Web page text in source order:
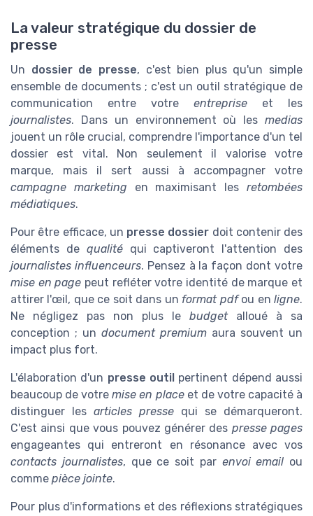
La valeur stratégique du dossier de
presse
Un dossier de presse, c'est bien plus qu'un simple
ensemble de documents ; c'est un outil stratégique de
communication entre votre entreprise et les
journalistes. Dans un environnement où les medias
jouent un rôle crucial, comprendre l'importance d'un tel
dossier est vital. Non seulement il valorise votre
marque, mais il sert aussi à accompagner votre
campagne marketing en maximisant lesretombées
médiatiques.
Pour être efficace, un presse dossier doit contenir des
éléments de qualitéqui captiveront l'attention des
journalistes influenceurs. Pensez à la façon dont votre
mise en page peut refléter votre identité de marque et
attirer l'œil, que ce soit dans un format pdfou enligne.
Ne négligez pas non plus le budgetalloué à sa
conception ; un document premium aura souvent un
impact plus fort.
L'élaboration d'un presse outil pertinent dépend aussi
beaucoup de votremise en placeet de votre capacité à
distinguer les articles presse qui se démarqueront.
C'est ainsi que vous pouvez générer des presse pages
engageantes qui entreront en résonance avec vos
contacts journalistes, que ce soit par envoi email ou
comme pièce jointe.
Pour plus d'informations et des réflexions stratégiques